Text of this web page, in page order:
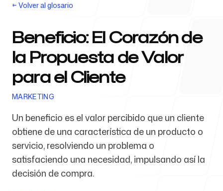
Inicio
Para startups
Para agencias
← Volver al glosario
Beneficio: El Corazón de
la Propuesta de Valor
para el Cliente
MARKETING
Un beneficio es el valor percibido que un cliente
obtiene de una característica de un producto o
servicio, resolviendo un problema o
satisfaciendo una necesidad, impulsando así la
decisión de compra.